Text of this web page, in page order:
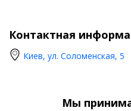
Контактная
Киев, ул. Соломенская, 5
Мы